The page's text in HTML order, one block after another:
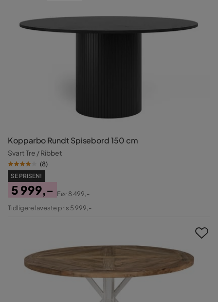
Kopparbo Rundt Spisebord 150 cm
Svart Tre / Ribbet
(8)
SE PRISEN!
Pris
5 999,-
Original
Før8 499,-
Tidligere laveste pris 5 999,-